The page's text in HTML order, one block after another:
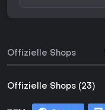
Offizielle Shops
Offizielle Shops (23)